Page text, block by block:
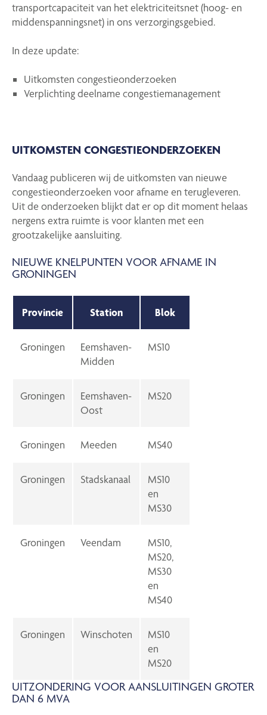
transportcapaciteit van het elektriciteitsnet (hoog- en
middenspanningsnet) in ons verzorgingsgebied.
In deze update:
Uitkomsten congestieonderzoeken
Verplichting deelname congestiemanagement
UITKOMSTEN CONGESTIEONDERZOEKEN
Vandaag publiceren wij de uitkomsten van nieuwe
congestieonderzoeken voor afname en terugleveren.
Uit de onderzoeken blijkt dat er op dit moment helaas
nergens extra ruimte is voor klanten met een
grootzakelijke aansluiting.
NIEUWE KNELPUNTEN VOOR AFNAME IN
GRONINGEN
Provincie Station Blok
Groningen
Eemshaven-
Midden
MS10
Groningen
Eemshaven-
Oost
MS20
Groningen Meeden MS40
Groningen Stadskanaal
MS10
en
MS30
Groningen Veendam
MS10,
MS20,
MS30
en
MS40
Groningen Winschoten
MS10
en
MS20
UITZONDERING VOOR AANSLUITINGEN GROTER
DAN 6 MVA